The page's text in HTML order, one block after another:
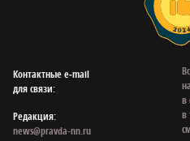
Контактные e‑mail
для связи:
Редакция:
news@pravda-nn.ru
в
в